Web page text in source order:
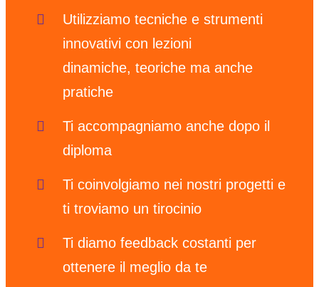
Utilizziamo tecniche e strumenti
innovativi con lezioni
dinamiche, teoriche ma anche
pratiche
Ti accompagniamo anche dopo il
diploma
Ti coinvolgiamo nei nostri progetti e
ti troviamo un tirocinio
Ti diamo feedback costanti per
ottenere il meglio da te
Le origini dello sport coaching: Tim
Ruolo e confini professionali del
mental coach
Federazioni, ruoli e dinamiche
Il gioco interiore come ponte tra
Differenza tra mental coaching,
coaching tecnico e psicologia
Performance